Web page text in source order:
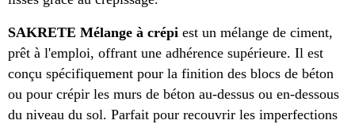
SAKRETE Mélange à crépi est un mélange de ciment,
prêt à l'emploi, offrant une adhérence supérieure. Il est
conçu spécifiquement pour la finition des blocs de béton
ou pour crépir les murs de béton au-dessus ou en-dessous
du niveau du sol. Parfait pour recouvrir les imperfections